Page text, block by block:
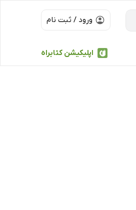
ورود / ثبت نام
اپلیکیشن کتابراه